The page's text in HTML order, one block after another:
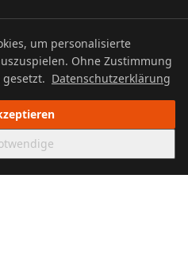
TV
Cookie Policy
um personalisierte
Ohne Zustimmung
Datenschutzerklärung